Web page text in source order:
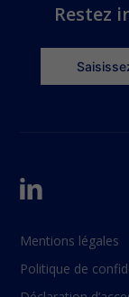
Restez
Mentions légales
Politique de